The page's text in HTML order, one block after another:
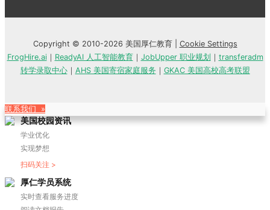
Copyright © 2010-2026 美国厚仁教育 | Cookie Settings
FrogHire.ai｜ ReadyAI 人工智能教育｜ JobUpper 职业规划 ｜ transferadm
转学录取中心｜ AHS 美国寄宿家庭服务 ｜ GKAC 美国高校高考联盟
联系我们 »
美国校园资讯
学业优化
实现梦想
扫码关注 >
厚仁学员系统
实时查看服务进度